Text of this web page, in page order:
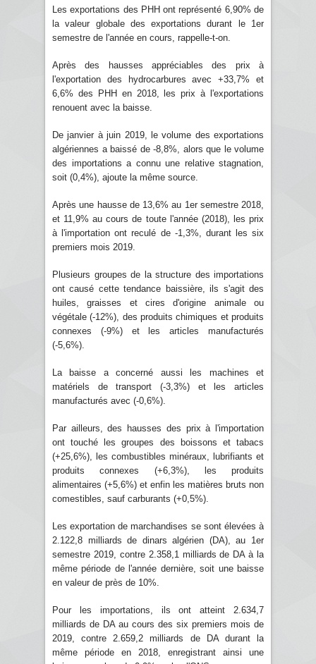
Les exportations des PHH ont représenté 6,90% de
la valeur globale des exportations durant le 1er
semestre de l'année en cours, rappelle-t-on.
Après des hausses appréciables des prix à
l'exportation des hydrocarbures avec +33,7% et
6,6% des PHH en 2018, les prix à l'exportations
renouent avec la baisse.
De janvier à juin 2019, le volume des exportations
algériennes a baissé de -8,8%, alors que le volume
des importations a connu une relative stagnation,
soit (0,4%), ajoute la même source.
Après une hausse de 13,6% au 1er semestre 2018,
et 11,9% au cours de toute l'année (2018), les prix
à l'importation ont reculé de -1,3%, durant les six
premiers mois 2019.
Plusieurs groupes de la structure des importations
ont causé cette tendance baissière, ils s'agit des
huiles, graisses et cires d'origine animale ou
végétale (-12%), des produits chimiques et produits
connexes (-9%) et les articles manufacturés
(-5,6%).
La baisse a concerné aussi les machines et
matériels de transport (-3,3%) et les articles
manufacturés avec (-0,6%).
Par ailleurs, des hausses des prix à l'importation
ont touché les groupes des boissons et tabacs
(+25,6%), les combustibles minéraux, lubrifiants et
produits connexes (+6,3%), les produits
alimentaires (+5,6%) et enfin les matières bruts non
comestibles, sauf carburants (+0,5%).
Les exportation de marchandises se sont élevées à
2.122,8 milliards de dinars algérien (DA), au 1er
semestre 2019, contre 2.358,1 milliards de DA à la
même période de l'année dernière, soit une baisse
en valeur de près de 10%.
Pour les importations, ils ont atteint 2.634,7
milliards de DA au cours des six premiers mois de
2019, contre 2.659,2 milliards de DA durant la
même période en 2018, enregistrant ainsi une